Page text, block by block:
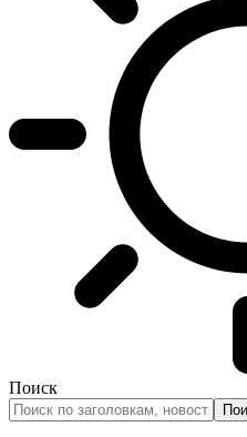
Поиск